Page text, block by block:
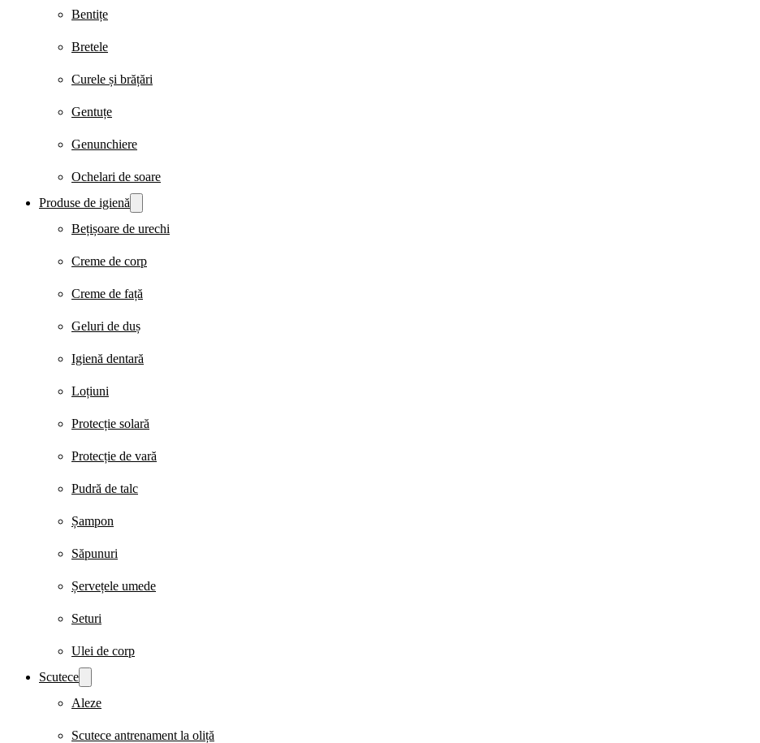
Bentițe
Bretele
Curele și brățări
Gentuțe
Genunchiere
Ochelari de soare
Produse de igienă
Bețișoare de urechi
Creme de corp
Creme de față
Geluri de duș
Igienă dentară
Loțiuni
Protecție solară
Protecție de vară
Pudră de talc
Șampon
Săpunuri
Șervețele umede
Seturi
Ulei de corp
Scutece
Aleze
Scutece antrenament la oliță